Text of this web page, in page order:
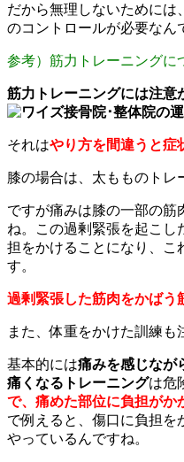
だから無理しないためには
のコントロールが必要なん
参考）筋力トレーニングに
筋力トレーニングには注意
それはやり方を間違うと症
膝の場合は、太もものトレ
ですが痛みは膝の一部の筋
ね。この過剰緊張を起こし
担をかけることになり、こ
す。
過剰緊張した筋肉をかばう
また、体重をかけた訓練も
基本的には痛みを感じなが
痛くなるトレーニングは危
で、痛めた部位に負担がか
で例えると、傷口に負担を
やっているんですね。